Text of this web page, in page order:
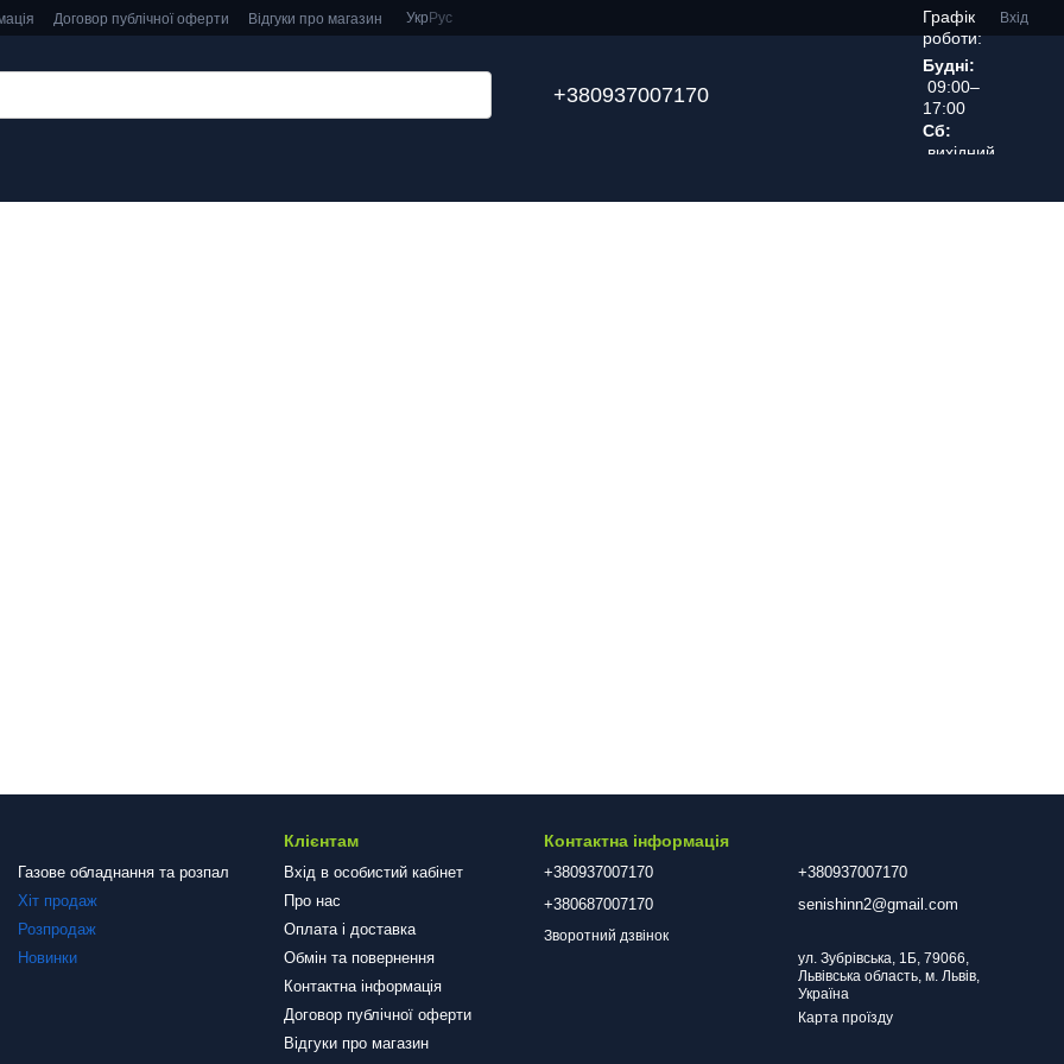
Договор публічної оферти Відгуки про магазин Укр Рус Вхід
+380937007170
Графік
роботи:
Будні:
09:00–
17:00
Сб:
вихідний
Газове обладнання та розпал
Хіт продаж
Розпродаж
Новинки
Клієнтам
Вхід в особистий кабінет
Про нас
Оплата і доставка
Обмін та повернення
Контактна інформація
Договор публічної оферти
Відгуки про магазин
Контактна інформація
+380937007170
+380687007170
Зворотний дзвінок
+380937007170
senishinn2@gmail.com
ул. Зубрівська, 1Б, 79066,
Львівська область, м. Львів,
Україна
Карта проїзду